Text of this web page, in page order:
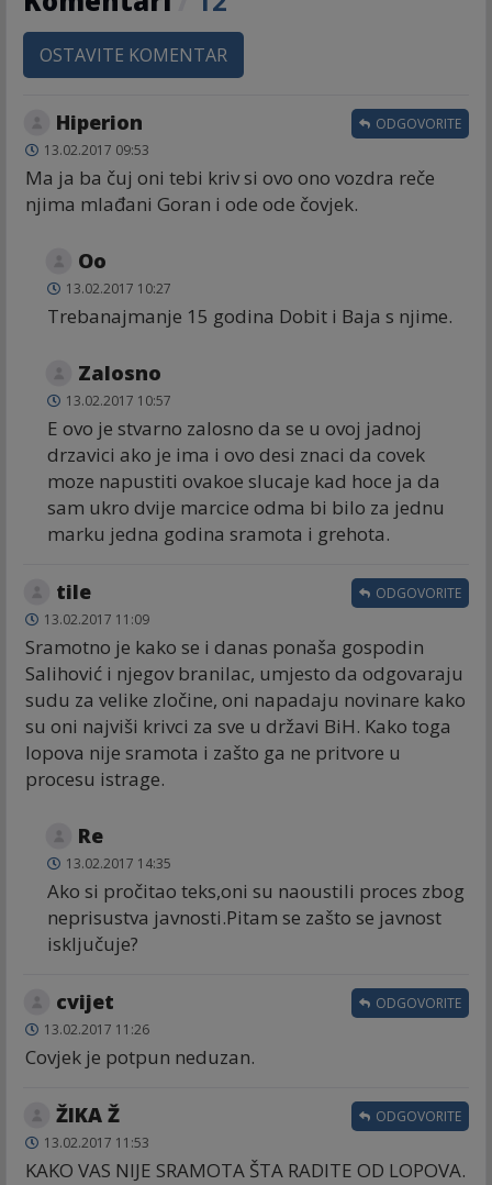
OSTAVITE KOMENTAR
Hiperion
13.02.2017 09:53
Ma ja ba čuj oni tebi kriv si ovo ono vozdra reče
njima mlađani Goran i ode ode čovjek.
ODGOVORITE
Oo
13.02.2017 10:27
Trebanajmanje 15 godina Dobit i Baja s njime.
Zalosno
13.02.2017 10:57
E ovo je stvarno zalosno da se u ovoj jadnoj
drzavici ako je ima i ovo desi znaci da covek
moze napustiti ovakoe slucaje kad hoce ja da
sam ukro dvije marcice odma bi bilo za jednu
marku jedna godina sramota i grehota.
tile
13.02.2017 11:09
Sramotno je kako se i danas ponaša gospodin
Salihović i njegov branilac, umjesto da odgovaraju
sudu za velike zločine, oni napadaju novinare kako
su oni najviši krivci za sve u državi BiH. Kako toga
lopova nije sramota i zašto ga ne pritvore u
procesu istrage.
ODGOVORITE
Re
13.02.2017 14:35
Ako si pročitao teks,oni su naoustili proces zbog
neprisustva javnosti.Pitam se zašto se javnost
isključuje?
cvijet
13.02.2017 11:26
Covjek je potpun neduzan.
ODGOVORITE
ŽIKA Ž
13.02.2017 11:53
KAKO VAS NIJE SRAMOTA ŠTA RADITE OD LOPOVA.
ODGOVORITE